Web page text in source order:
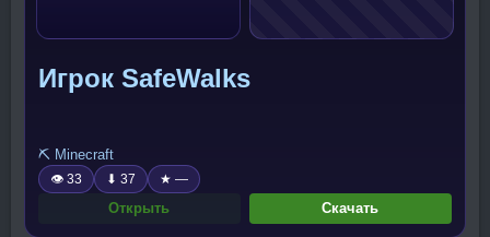
Игрок SafeWalks
⛏️ Minecraft
👁 33 ⬇ 37 ★ —
Открыть Скачать